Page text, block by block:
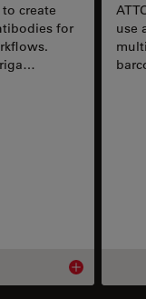
create
for
Product details
use